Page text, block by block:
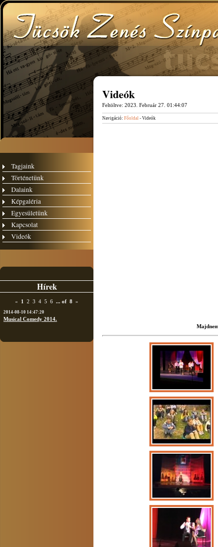
Tagjaink
Történetünk
Dalaink
Képgaléria
Egyesületünk
Kapcsolat
Videók
Hírek
« 1 2 3 4 5 6 ... of 8 »
2014-08-10 14:47:20
Musical Comedy 2014.
Videók
Feltöltve: 2023. Február 27. 01:44:07
Navigáció: Főoldal - Videók